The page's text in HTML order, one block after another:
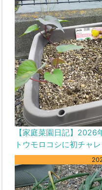
【家庭菜園日記】2026
トウモロコシに初チャレ